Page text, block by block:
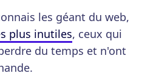
les géant du web,
plus inutiles, ceux qui
du temps et n'ont